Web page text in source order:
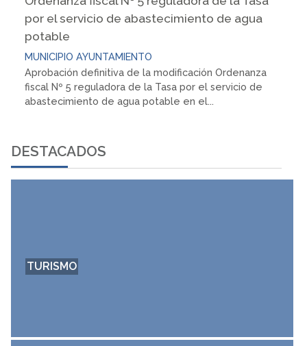
por el servicio de abastecimiento de agua
potable
MUNICIPIO AYUNTAMIENTO
Aprobación definitiva de la modificación Ordenanza
fiscal Nº 5 reguladora de la Tasa por el servicio de
abastecimiento de agua potable en el...
DESTACADOS
BRIOLETA